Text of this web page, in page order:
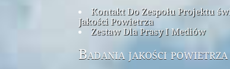
Kontakt Do Zespołu Projektu
Jakości Powietrza
Zestaw Dla Prasy I Mediów
Badania jakości powietrza